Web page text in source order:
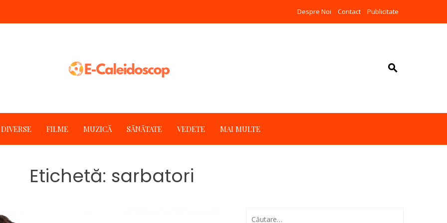
Despre Noi Contact Publicitate
DIVERSE FILME MUZICĂ SĂNĂTATE VEDETE MAI MULTE
Etichetă: sarbatori